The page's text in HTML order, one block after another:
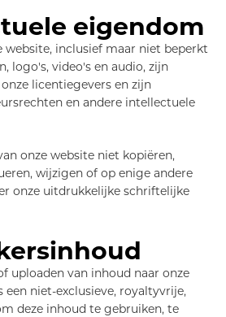
eigendom
website, inclusief maar niet beperkt
logo's, video's en audio, zijn
licentiegevers en zijn
en andere intellectuele
onze website niet kopiëren,
wijzigen of op enige andere
onze uitdrukkelijke schriftelijke
uploaden van inhoud naar onze
een niet-exclusieve, royaltyvrije,
deze inhoud te gebruiken, te